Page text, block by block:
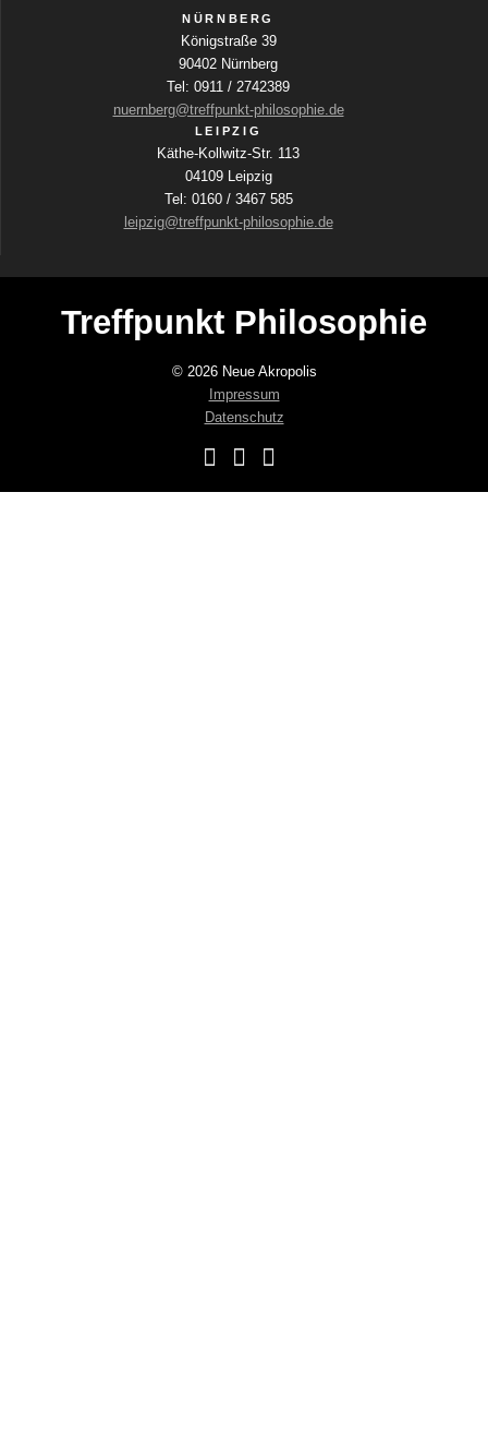
NÜRNBERG
Königstraße 39
90402 Nürnberg
Tel: 0911 / 2742389
nuernberg@treffpunkt-philosophie.de
LEIPZIG
Käthe-Kollwitz-Str. 113
04109 Leipzig
Tel: 0160 / 3467 585
leipzig@treffpunkt-philosophie.de
Treffpunkt Philosophie
© 2026 Neue Akropolis
Impressum
Datenschutz